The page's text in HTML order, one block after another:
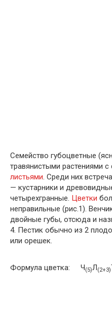
Семейство губоцветные
травянистыми растениями
листьями. Среди них
— кустарники и
четырехгранные. Цветки
неправильные (рис.1).
двойные губы, отсюда и
4. Пестик обычно из 2
или орешек.
Формула цветка: Ч(5)Л(2+3)